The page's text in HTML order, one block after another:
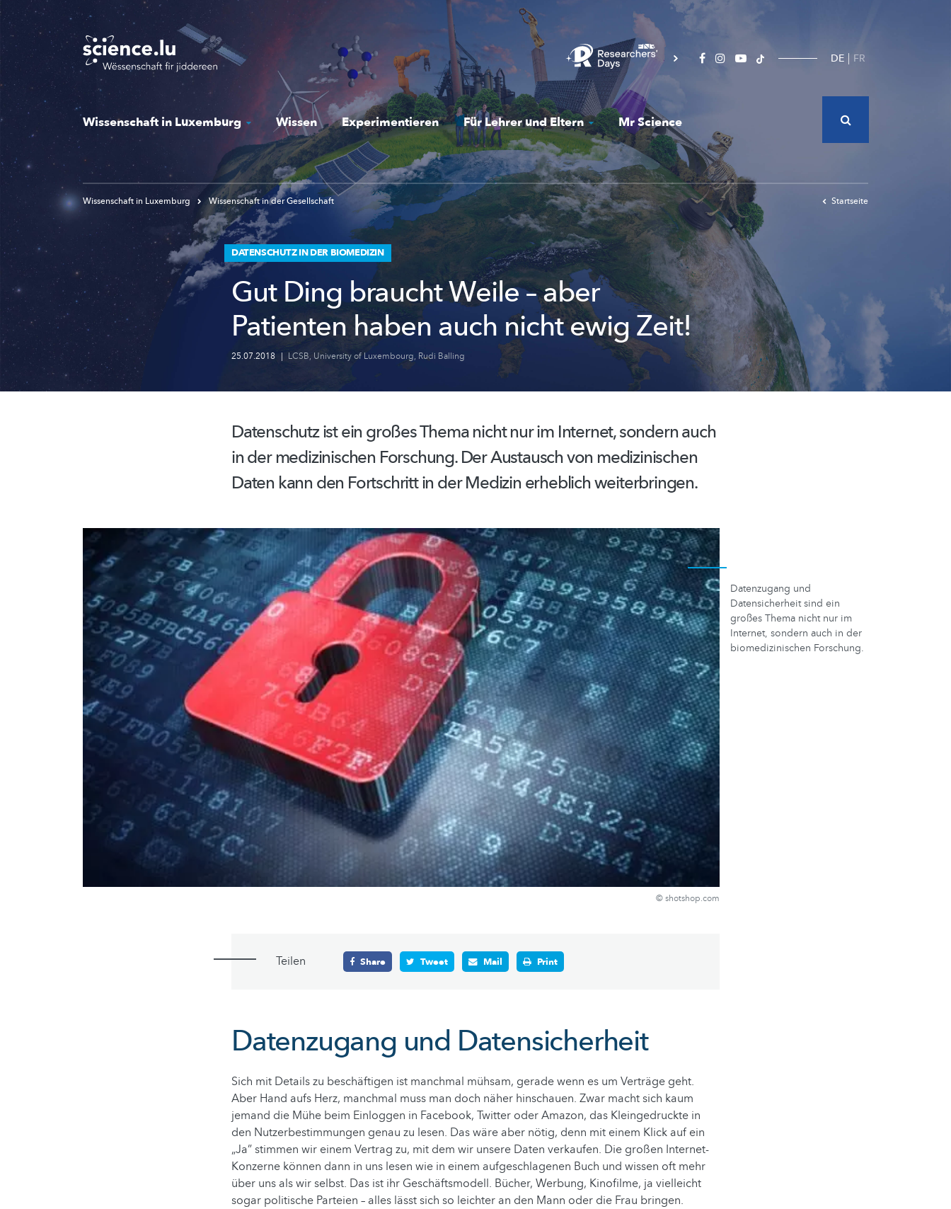
Skip
to
main
content
DE FR
Wissenschaft in Luxemburg Wissen Experimentieren Für Lehrer und Eltern Mr Science
Wissenschaft in Luxemburg Wissenschaft in der Gesellschaft Startseite
DATENSCHUTZ IN DER BIOMEDIZIN
Gut Ding braucht Weile – aber
Patienten haben auch nicht ewig Zeit!
25.07.2018 | LCSB, University of Luxembourg, Rudi Balling
Datenschutz ist ein großes Thema nicht nur im Internet, sondern auch
in der medizinischen Forschung. Der Austausch von medizinischen
Daten kann den Fortschritt in der Medizin erheblichweiterbringen.
© shotshop.com
Datenzugang und
Datensicherheit sind ein
großes Thema nicht nur im
Internet, sondern auch in der
biomedizinischen Forschung.
Teilen Share Tweet Mail Print
Datenzugang und Datensicherheit
Sich mit Details zu beschäftigen ist manchmal mühsam, gerade wenn es um Verträge geht.
Aber Hand aufs Herz, manchmal muss man doch näher hinschauen. Zwar macht sich kaum
jemand die Mühe beim Einloggen in Facebook, Twitter oder Amazon, das Kleingedruckte in
den Nutzerbestimmungen genau zu lesen. Das wäre aber nötig, denn mit einem Klick auf ein
„Ja” stimmen wir einem Vertrag zu, mit dem wir unsere Daten verkaufen. Die großen Internet-
Konzerne können dann in uns lesen wie in einem aufgeschlagenen Buch und wissen oft mehr
über uns als wir selbst. Das ist ihr Geschäftsmodell. Bücher, Werbung, Kinofilme, ja vielleicht
sogar politische Parteien – alles lässt sich so leichter an den Mann oder die Frau bringen.